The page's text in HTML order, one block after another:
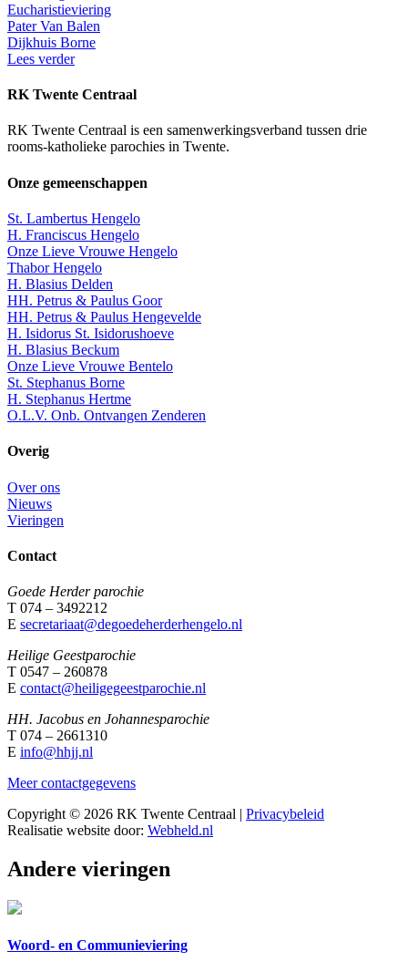
Eucharistieviering
Pater Van Balen
Dijkhuis Borne
Lees verder
RK Twente Centraal
RK Twente Centraal is een samenwerkingsverband tussen drie
rooms-katholieke parochies in Twente.
Onze gemeenschappen
St. Lambertus Hengelo
H. Franciscus Hengelo
Onze Lieve Vrouwe Hengelo
Thabor Hengelo
H. Blasius Delden
HH. Petrus & Paulus Goor
HH. Petrus & Paulus Hengevelde
H. Isidorus St. Isidorushoeve
H. Blasius Beckum
Onze Lieve Vrouwe Bentelo
St. Stephanus Borne
H. Stephanus Hertme
O.L.V. Onb. Ontvangen Zenderen
Overig
Over ons
Nieuws
Vieringen
Contact
Goede Herder parochie
T 074 – 3492212
E secretariaat@degoedeherderhengelo.nl
Heilige Geestparochie
T 0547 – 260878
E contact@heiligegeestparochie.nl
HH. Jacobus en Johannesparochie
T 074 – 2661310
E info@hhjj.nl
Meer contactgegevens
Copyright © 2026 RK Twente Centraal | Privacybeleid
Realisatie website door: Webheld.nl
Andere vieringen
Woord- en Communieviering